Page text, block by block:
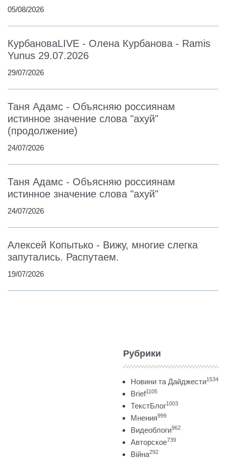
05/08/2026
КурбановаLIVE - Олена Курбанова - Ramis
Yunus 29.07.2026
29/07/2026
Таня Адамс - Объясняю россиянам
истинное значение слова "ахуй"
(продолжение)
24/07/2026
Таня Адамс - Объясняю россиянам
истинное значение слова "ахуй"
24/07/2026
Алексей Копытько - Вижу, многие слегка
запутались. Распутаем.
19/07/2026
Рубрики
Новини та Дайджести1534
Brief1105
ТекстБлог1003
Мнения999
Видеоблоги962
Авторское739
Війна292